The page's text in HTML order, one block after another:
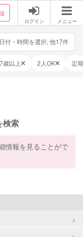
ログイン メニュー
付・時間を選択, 他17件
7歳以上 2人OK 定
検索
情報を見ることがで